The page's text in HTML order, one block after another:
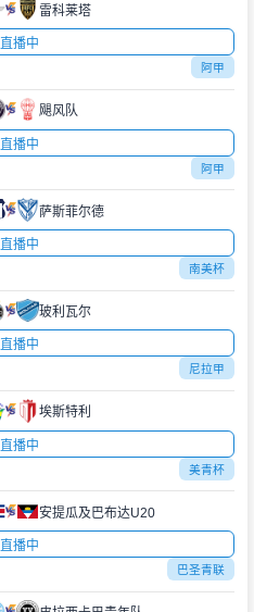
雷科莱塔
直播中
阿甲
飓风队
直播中
阿甲
萨斯菲尔德
直播中
南美杯
玻利瓦尔
直播中
尼拉甲
埃斯特利
直播中
美青杯
安提瓜及巴布达U20
直播中
巴圣青联